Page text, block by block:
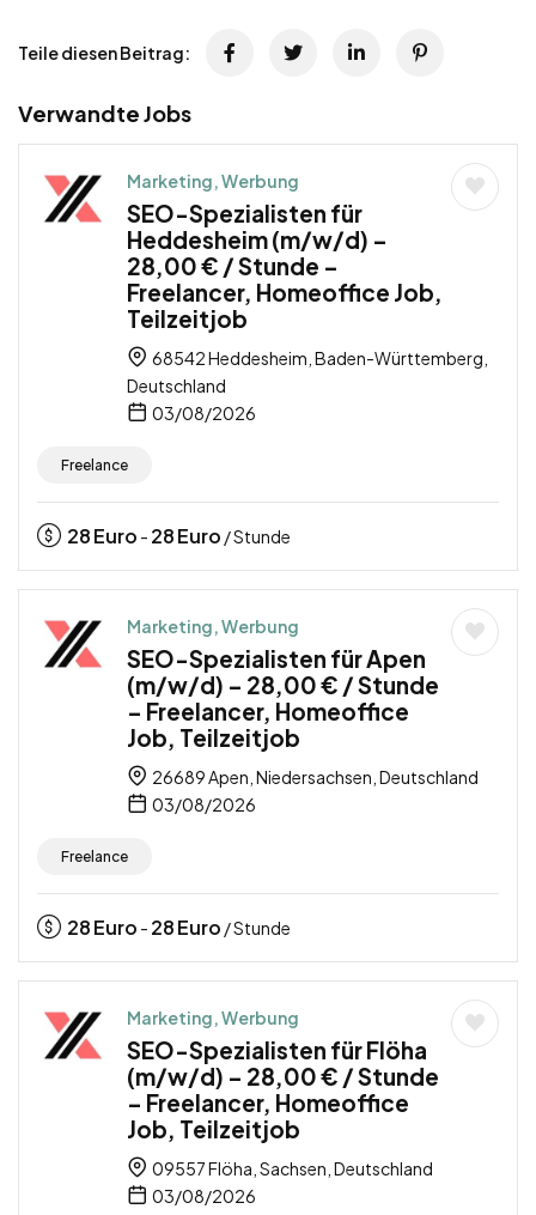
Teile diesen Beitrag:
Verwandte Jobs
Marketing, Werbung
SEO-Spezialisten für
Heddesheim (m/w/d) –
28,00 € / Stunde –
Freelancer, Homeoffice Job,
Teilzeitjob
68542 Heddesheim, Baden-Württemberg,
Deutschland
03/08/2026
Freelance
28Euro - 28Euro / Stunde
Marketing, Werbung
SEO-Spezialisten für Apen
(m/w/d) – 28,00 € / Stunde
– Freelancer, Homeoffice
Job, Teilzeitjob
26689 Apen, Niedersachsen, Deutschland
03/08/2026
Freelance
28Euro - 28Euro / Stunde
Marketing, Werbung
SEO-Spezialisten für Flöha
(m/w/d) – 28,00 € / Stunde
– Freelancer, Homeoffice
Job, Teilzeitjob
09557 Flöha, Sachsen, Deutschland
03/08/2026